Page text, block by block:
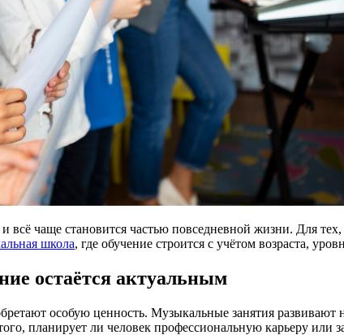
чаще становится частью повседневной жизни. Для
школа, где обучение строится с учётом возраста,
остаётся актуальным
особую ценность. Музыкальные занятия развивают
планирует ли человек профессиональную карьеру или